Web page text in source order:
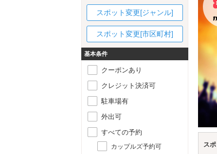
ス
スポット変更[ジャンル]
スポット変更[市区町村]
基本条件
クーポンあり
クレジット決済可
駐車場有
外出可
すべての予約
カップルズ予約可